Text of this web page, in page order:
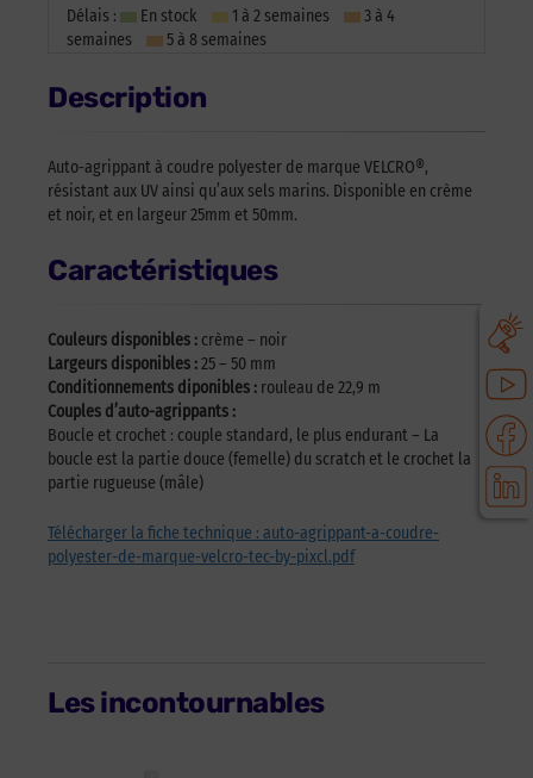
Délais : En stock 1 à 2 semaines
3 à 4
semaines
5 à 8 semaines
Description
Auto-agrippant à coudre polyester de marque VELCRO®,
résistant aux UV ainsi qu’aux sels marins. Disponible en crème
et noir, et en largeur 25mm et 50mm.
Caractéristiques
Couleurs disponibles : crème – noir
Largeurs disponibles :25 – 50 mm
Conditionnements diponibles : rouleau de 22,9 m
Couples d’auto-agrippants :
Boucle et crochet : couple standard, le plus endurant – La
boucle est la partie douce (femelle) du scratch et le crochet la
partie rugueuse (mâle)
Télécharger la fiche technique : auto-agrippant-a-coudre-
polyester-de-marque-velcro-tec-by-pixcl.pdf
Les incontournables